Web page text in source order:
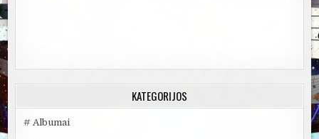
KATEGORIJOS
# Albumai